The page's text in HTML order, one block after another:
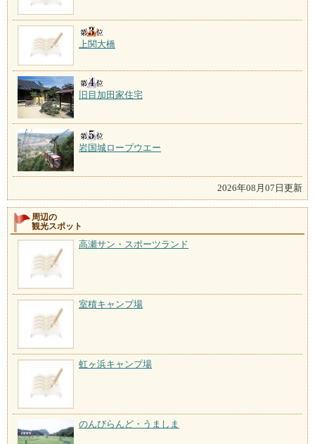
上関大橋
旧目加田家住宅
岩国城ロープウエー
2026年08月07日更新
周辺の
観光スポット
高瀬サン・スポーツランド
室積キャンプ場
虹ヶ浜キャンプ場
のんびらんど・うましま